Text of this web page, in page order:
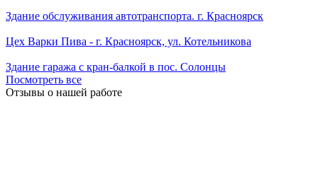
Здание обслуживания автотранспорта. г. Красноярск
Цех Варки Пива - г. Красноярск, ул. Котельникова
Здание гаража с кран-балкой в пос. Солонцы
Посмотреть все
Отзывы о нашей работе